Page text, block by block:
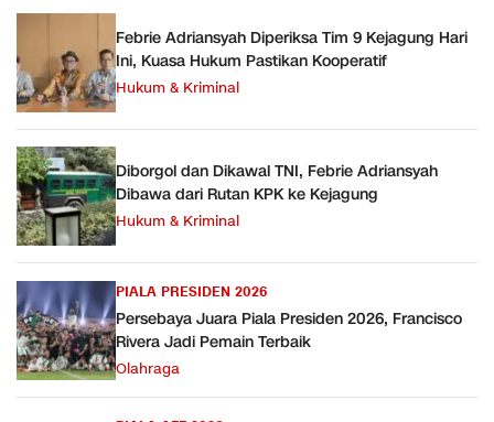
Febrie Adriansyah Diperiksa Tim 9 Kejagung Hari
Ini, Kuasa Hukum Pastikan Kooperatif
Hukum & Kriminal
Diborgol dan Dikawal TNI, Febrie Adriansyah
Dibawa dari Rutan KPK ke Kejagung
Hukum & Kriminal
PIALA PRESIDEN 2026
Persebaya Juara Piala Presiden 2026, Francisco
Rivera Jadi Pemain Terbaik
Olahraga